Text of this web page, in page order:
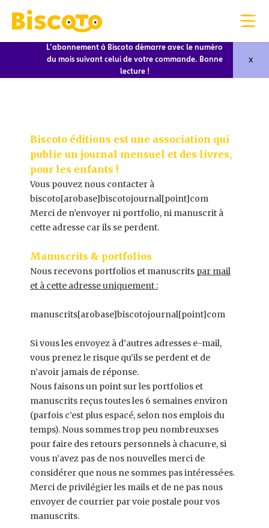
L'abonnement à Biscoto démarre avec le numéro
du mois suivant celui de votre commande. Bonne
lecture !
x
Biscoto éditions est une association qui
publie un journal mensuel et des livres,
pour les enfants !
Vous pouvez nous contacter à
biscoto[arobase]biscotojournal[point]com
Merci de n’envoyer ni portfolio, ni manuscrit à
cette adresse car ils se perdent.
Manuscrits & portfolios
Nous recevons portfolios et manuscrits par mail
et à cette adresse uniquement :
manuscrits[arobase]biscotojournal[point]com
Si vous les envoyez à d’autres adresses e-mail,
vous prenez le risque qu’ils se perdent et de
n’avoir jamais de réponse.
Nous faisons un point sur les portfolios et
manuscrits reçus toutes les 6 semaines environ
(parfois c’est plus espacé, selon nos emplois du
temps). Nous sommes trop peu nombreux·ses
pour faire des retours personnels à chacun·e, si
vous n’avez pas de nos nouvelles merci de
considérer que nous ne sommes pas intéressé·es.
Merci de privilégier les mails et de ne pas nous
envoyer de courrier par voie postale pour vos
manuscrits.